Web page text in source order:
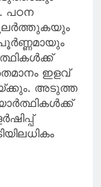
പഠന
ഇളവ്
അടുത്ത